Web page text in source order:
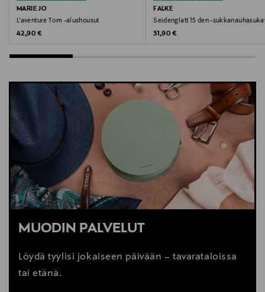
MARIE JO
L'aventure Tom -alushousut
Original Price
42,90 €
FALKE
Seidenglatt 15 den -
Original Price
31,90 €
MUODIN PALVELUT
Löydä tyylisi jokaiseen päivään – tavarataloissa
tai etänä.